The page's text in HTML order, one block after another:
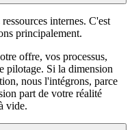
internes. C'est
principalement.
offre, vos processus,
pilotage. Si la dimension
nous l'intégrons, parce
part de votre réalité
vide.